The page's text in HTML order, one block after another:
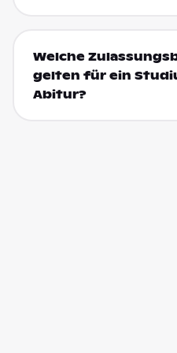
Welche
gelten für ein
Abitur?